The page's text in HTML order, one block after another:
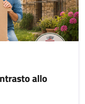
allo